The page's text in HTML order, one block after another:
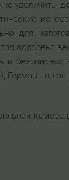
увеличить,
для
здоровья
и
Гермаль плюс
камере